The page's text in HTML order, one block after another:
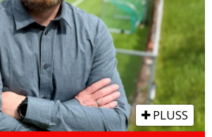
PLUSS